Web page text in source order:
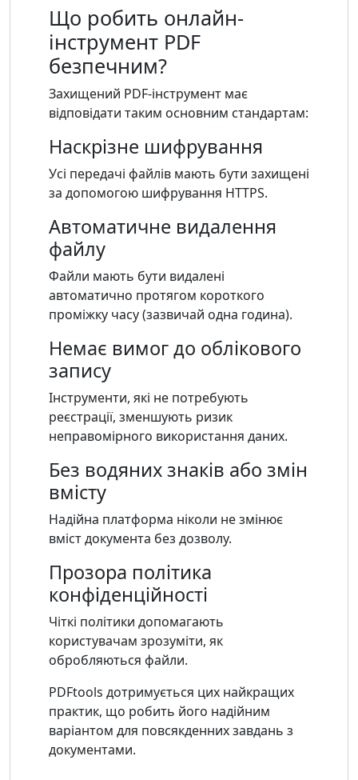
Що робить онлайн-
інструмент PDF
безпечним?
Захищений PDF-інструмент має
відповідати таким основним стандартам:
Наскрізне шифрування
Усі передачі файлів мають бути захищені
за допомогою шифрування HTTPS.
Автоматичне видалення
файлу
Файли мають бути видалені
автоматично протягом короткого
проміжку часу (зазвичай одна година).
Немає вимог до облікового
запису
Інструменти, які не потребують
реєстрації, зменшують ризик
неправомірного використання даних.
Без водяних знаків або змін
вмісту
Надійна платформа ніколи не змінює
вміст документа без дозволу.
Прозора політика
конфіденційності
Чіткі політики допомагають
користувачам зрозуміти, як
обробляються файли.
PDFtools дотримується цих найкращих
практик, що робить його надійним
варіантом для повсякденних завдань з
документами.